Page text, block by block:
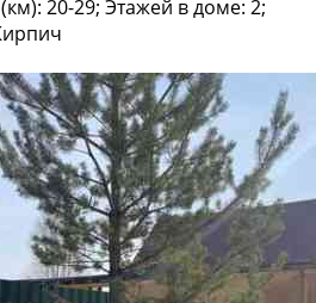
20-29; Этажей в доме: 2;